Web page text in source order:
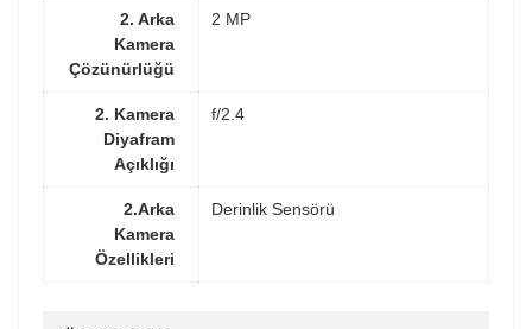
2. Arka
Kamera
Çözünürlüğü
2 MP
2. Kamera
Diyafram
Açıklığı
f/2.4
2.Arka
Kamera
Özellikleri
Derinlik Sensörü